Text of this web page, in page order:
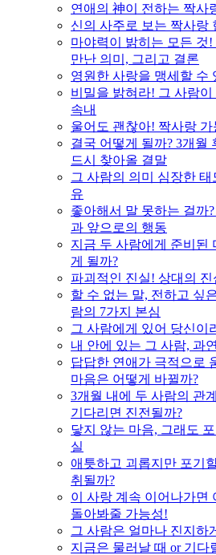
연애의 神이 전하는 짝사
신의 사주로 보는 짝사랑
마야력이 밝히는 모든 것
만난 의미, 그리고 결론
영원한 사랑을 맹세할 수
비밀을 밝혀라! 그 사람
속내
울어도 괜찮아! 짝사랑
결국 어떻게 될까? 3개월
드시 찾아올 결말
그 사람의 의미 심장한 태
유
좋아해서 말 못하는 걸까
과 앞으로의 행동
지금 두 사람에게 준비된
게 될까?
파괴적인 진실! 상대의
할 수 없는 말, 전하고 싶
람의 7가지 본심
그 사람에게 있어 당신이
내 안에 있는 그 사람, 과
답답한 연애가 극적으로
마음은 어떻게 바뀔까?
3개월 내에 두 사람의 관
기다리면 진전될까?
닿지 않는 마음, 그래도
실
애틋하고 괴롭지만 포기
취될까?
이 사랑 계속 이어나가면
돌아봐줄 가능성!
그 사람은 얼마나 진지하
지금은 물러날 때 or 기다